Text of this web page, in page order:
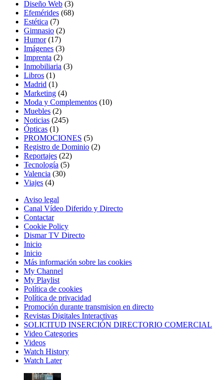
Diseño Web (3)
Efemérides (68)
Estética (7)
Gimnasio (2)
Humor(17)
Imágenes (3)
Imprenta (2)
Inmobiliaria (3)
Libros (1)
Madrid (1)
Marketing (4)
Moda y Complementos (10)
Muebles (2)
Noticias (245)
Ópticas (1)
PROMOCIONES (5)
Registro de Dominio (2)
Reportajes (22)
Tecnología (5)
Valencia (30)
Viajes (4)
Aviso legal
Canal Vídeo Diferido y Directo
Contactar
Cookie Policy
Dismar TV Directo
Inicio
Inicio
Más información sobre las cookies
My Channel
My Playlist
Política de cookies
Política de privacidad
Promoción durante transmision en directo
Revistas Digitales Interactivas
SOLICITUD INSERCIÓN DIRECTORIO COMERCIAL
Video Categories
Videos
Watch History
Watch Later